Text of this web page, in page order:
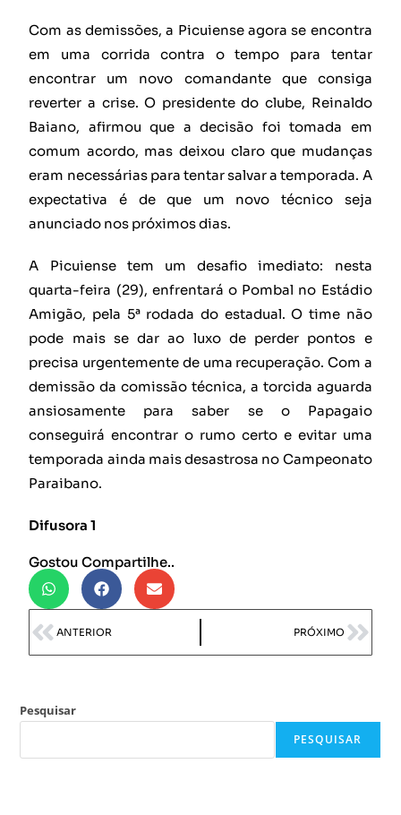
Com as demissões, a Picuiense agora se encontra
em uma corrida contra o tempo para tentar
encontrar um novo comandante que consiga
reverter a crise. O presidente do clube, Reinaldo
Baiano, afirmou que a decisão foi tomada em
comum acordo, mas deixou claro que mudanças
eram necessárias para tentar salvar a temporada. A
expectativa é de que um novo técnico seja
anunciado nos próximos dias.
A Picuiense tem um desafio imediato: nesta
quarta-feira (29), enfrentará o Pombal no Estádio
Amigão, pela 5ª rodada do estadual. O time não
pode mais se dar ao luxo de perder pontos e
precisa urgentemente de uma recuperação. Com a
demissão da comissão técnica, a torcida aguarda
ansiosamente para saber se o Papagaio
conseguirá encontrar o rumo certo e evitar uma
temporada ainda mais desastrosa no Campeonato
Paraibano.
Difusora 1
Gostou Compartilhe..
ANTERIOR PRÓXIMO
Pesquisar
PESQUISAR